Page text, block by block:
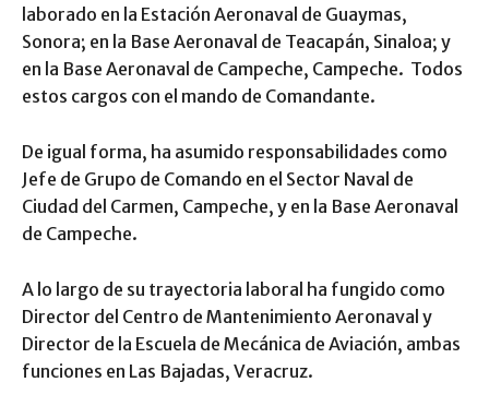
laborado en la Estación Aeronaval de Guaymas,
Sonora; en la Base Aeronaval de Teacapán, Sinaloa; y
en la Base Aeronaval de Campeche, Campeche. Todos
estos cargos con el mando de Comandante.
De igual forma, ha asumido responsabilidades como
Jefe de Grupo de Comando en el Sector Naval de
Ciudad del Carmen, Campeche, y en la Base Aeronaval
de Campeche.
A lo largo de su trayectoria laboral ha fungido como
Director del Centro de Mantenimiento Aeronaval y
Director de la Escuela de Mecánica de Aviación, ambas
funciones en Las Bajadas, Veracruz.